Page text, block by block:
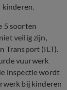
kinderen.
5 soorten
veilig zijn,
Transport (ILT).
vuurwerk
inspectie wordt
bij kinderen